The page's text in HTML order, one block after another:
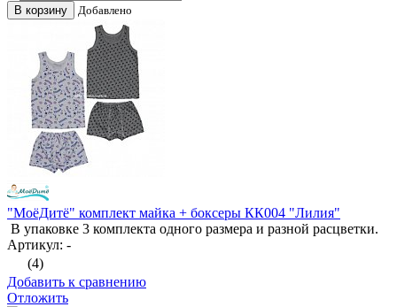
В корзину Добавлено
"МоёДитё" комплект майка + боксеры КК004 "Лилия"
В упаковке 3 комплекта одного размера и разной расцветки.
Артикул: -
(4)
Добавить к сравнению
Отложить